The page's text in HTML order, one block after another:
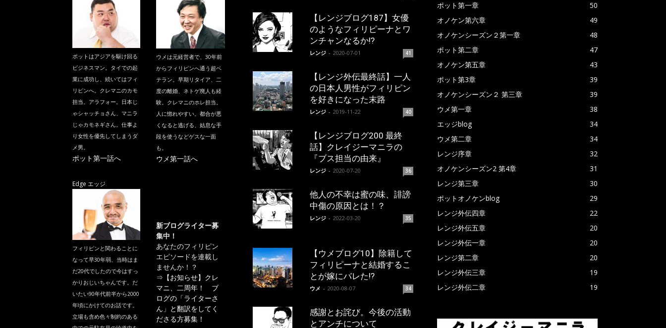
ポットはアジアを駆け回る
ビジネスマン。タイでの起
業に成功し、続いてはフィ
リピンへ。クレマニのカモ
担当。アラフォー。日本じ
ゃシャッチョさん、マニラ
じゃカモネギさん。仕事よ
り女性を優先してしまうダ
メ男。
ポット第一話へ
ウメは元経営者で、30年前
からフィリピンへ通う超ベ
テラン。早期リタイア、二
度の離婚、ネトゲ廃人も経
験。クレマニのホレ担当。
人に惚れやすい。都合が悪
くなると逃げる、姑息な手
段を使うなどゲスな一面
も。
ウメ第一話へ
Edge エッジ
フィリピンと関わることに
なって早30年弱、当時はま
だ20代でしたので今はすっ
かりおじいちゃんです。だ
いたい90年代前半から2000
年頃にかけてのお話です。
立場も含め色々制約のある
新ブログライター募
集中！
あなたのフィリピン
エピソードを連載し
ませんか！？
⇒ 【お知らせ】クレ
マニ、二周年！ ブ
ログの「ライターさ
ん」と翻訳をしてく
ださる方募集！
【レンジブログ187】女優
のようなフィリピーナとワ
ンチャンなるか!?
レンジ - 2020-07-01 41
【レンジ外伝最終話】一人
の日本人男性がフィリピン
を好きになった末路
レンジ - 2019-11-22 40
【レンジブログ200 最終
話】クレイジーマニラの
『ブス担当の由来』
レンジ - 2020-07-20 36
他人の不幸は蜜の味、誹謗
中傷の原因とは！？
レンジ - 2022-03-20 35
【ウメブログ10】除籍して
フィリピーナと結婚するこ
とが嫁にバレた!?
ウメ - 2020-08-07 34
感謝とお詫び。今後の活動
とアンチについて
ポット第一章
50
オノケン第六章
49
オノケンシーズン２第一章
48
ポット第二章
47
オノケン第五章
43
ポット第3章
39
オノケンシーズン２ 第三章
39
ウメ第一章
38
エッジblog
34
ウメ第二章
34
レンジ序章
32
オノケンシーズン2 第4章
31
レンジ第三章
30
ポットオノケンblog
29
レンジ外伝四章
22
レンジ外伝五章
20
レンジ外伝一章
20
レンジ第二章
20
レンジ外伝三章
19
レンジ外伝二章
19